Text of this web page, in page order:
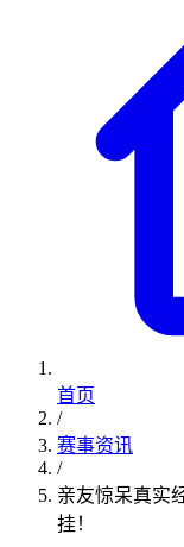
首页
/
赛事资讯
/
亲友惊呆真实
挂！